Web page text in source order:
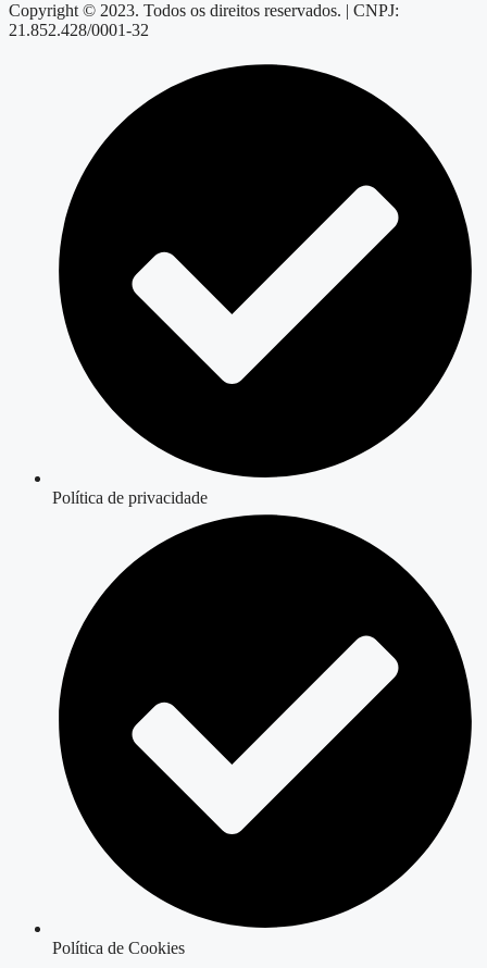
Copyright © 2023. Todos os direitos reservados. | CNPJ:
21.852.428/0001-32
Política de privacidade
Política de Cookies